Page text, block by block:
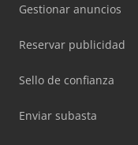
Gestionar anuncios
Reservar publicidad
Sello de confianza
Enviar subasta